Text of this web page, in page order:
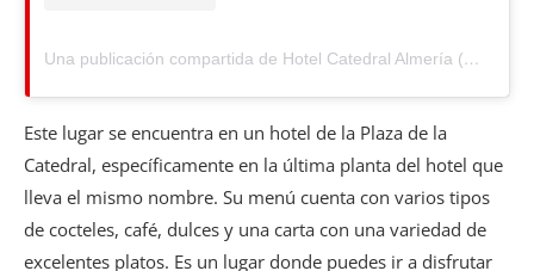
Una publicación compartida de Hotel Catedral Almería (@hotel_catedral)
Este lugar se encuentra en un hotel de la Plaza de la
Catedral, específicamente en la última planta del hotel que
lleva el mismo nombre. Su menú cuenta con varios tipos
de cocteles, café, dulces y una carta con una variedad de
excelentes platos. Es un lugar donde puedes ir a disfrutar